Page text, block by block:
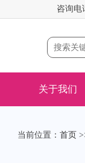
咨询电
关于我们
当前位置： 首页